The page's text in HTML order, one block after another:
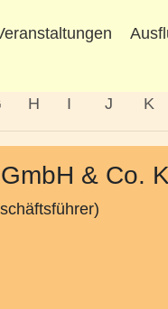
H I J K
& Co.